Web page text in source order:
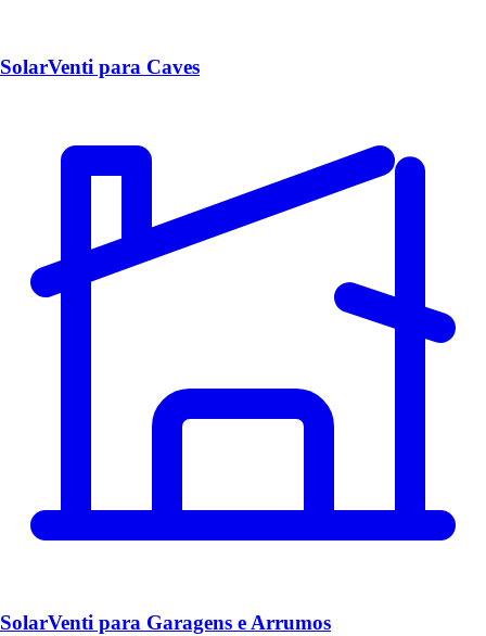
SolarVenti para Caves
SolarVenti para Garagens e Arrumos